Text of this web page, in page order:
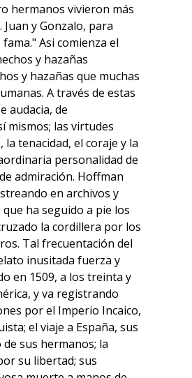
hermanos vivieron más
y Gonzalo, para
Asi comienza el
y hazañas
y hazañas que muchas
A través de estas
audacia, de
mismos; las virtudes
tenacidad, el coraje y la
personalidad de
admiración. Hoffman
en archivos y
ha seguido a pie los
la cordillera por los
Tal frecuentación del
inusitada fuerza y
en 1509, a los treinta y
y va registrando
por el Imperio Incaico,
el viaje a España, sus
sus hermanos; la
su libertad; sus